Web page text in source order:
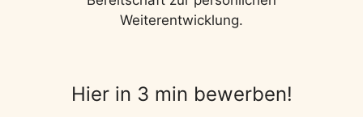
Weiterentwicklung.
Hier in 3 min bewerben!